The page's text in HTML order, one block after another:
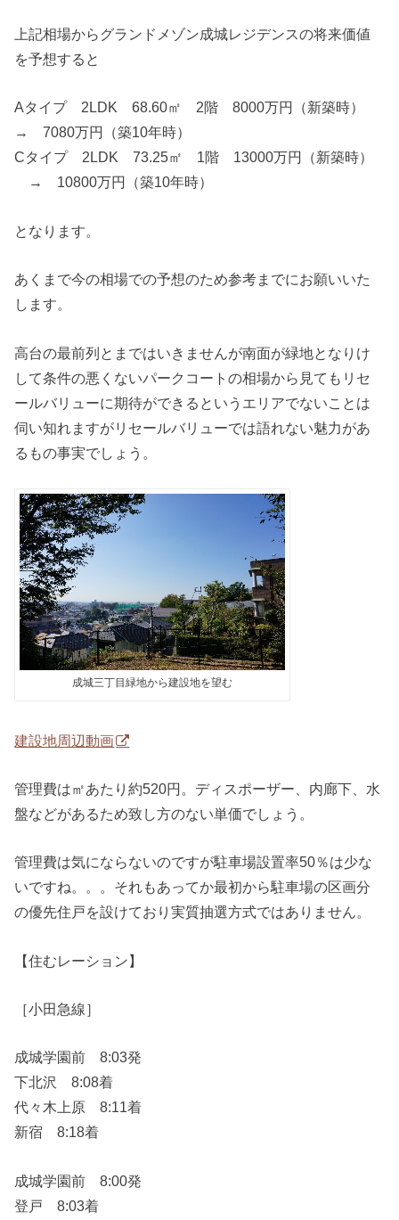
上記相場からグランドメゾン成城レジデンスの将来価値
を予想すると
Aタイプ 2LDK 68.60㎡ 2階 8000万円（新築時）
→ 7080万円（築10年時）
Cタイプ 2LDK 73.25㎡ 1階 13000万円（新築時）
→ 10800万円（築10年時）
となります。
あくまで今の相場での予想のため参考までにお願いいた
します。
高台の最前列とまではいきませんが南面が緑地となりけ
して条件の悪くないパークコートの相場から見てもリセ
ールバリューに期待ができるというエリアでないことは
伺い知れますがリセールバリューでは語れない魅力があ
るもの事実でしょう。
成城三丁目緑地から建設地を望む
建設地周辺動画
管理費は㎡あたり約520円。ディスポーザー、内廊下、水
盤などがあるため致し方のない単価でしょう。
管理費は気にならないのですが駐車場設置率50％は少な
いですね。。。それもあってか最初から駐車場の区画分
の優先住戸を設けており実質抽選方式ではありません。
【住むレーション】
［小田急線］
成城学園前 8:03発
下北沢 8:08着
代々木上原 8:11着
新宿 8:18着
成城学園前 8:00発
登戸 8:03着